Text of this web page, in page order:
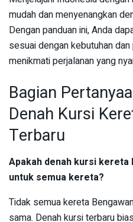
mudah dan menyenangkan
Dengan panduan ini, Anda
sesuai dengan kebutuhan
menikmati perjalanan yang
Bagian
Denah Kursi
Terbaru
Apakah denah kursi
untuk semua kereta?
Tidak semua kereta
sama. Denah kursi terbaru